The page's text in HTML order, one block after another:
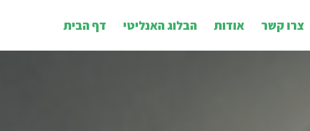
צרו קשר אודות הבלוג האנליטי דף הבית